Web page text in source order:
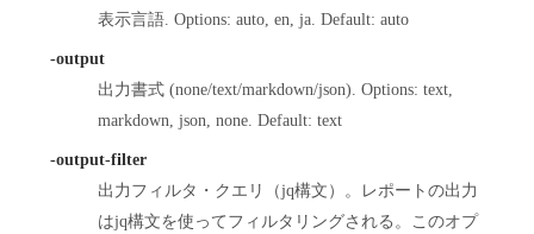
表示言語. Options: auto, en, ja. Default: auto
-output
出力書式 (none/text/markdown/json). Options: text,
markdown, json, none. Default: text
-output-filter
出力フィルタ・クエリ（jq構文）。レポートの出力
はjq構文を使ってフィルタリングされる。このオプ